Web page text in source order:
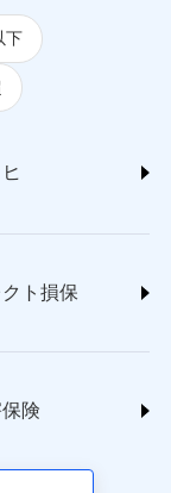
社
)
www.ms-
下
ト損保
険